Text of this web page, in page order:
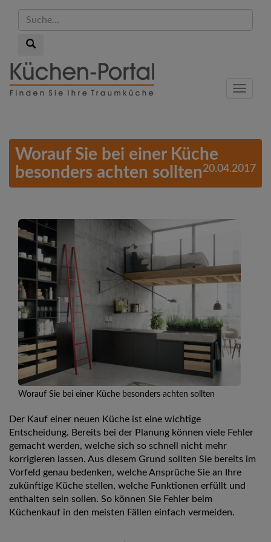
Suche...
Skip
to
main
Menu
Worauf Sie bei einer Küche
besonders achten sollten20.04.2017
Worauf Sie bei einer Küche besonders achten sollten
Der Kauf einer neuen Küche ist eine wichtige
Entscheidung. Bereits bei der Planung können viele Fehler
gemacht werden, welche sich so schnell nicht mehr
korrigieren lassen. Aus diesem Grund sollten Sie bereits im
Vorfeld genau bedenken, welche Ansprüche Sie an Ihre
zukünftige Küche stellen, welche Funktionen erfüllt und
enthalten sein sollen. So können Sie Fehler beim
Küchenkauf in den meisten Fällen einfach vermeiden.